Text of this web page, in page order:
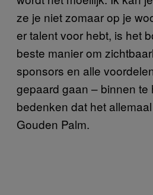
ze je niet zomaar op je
er talent voor hebt, is het
beste manier om
sponsors en alle
gepaard gaan – binnen te
bedenken dat het
Gouden Palm.